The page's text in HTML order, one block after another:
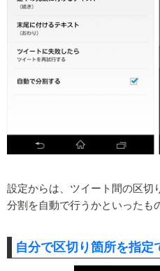
設定からは、ツイート間の区切
分割を自動で行うかといったも
自分で区切り箇所を指定